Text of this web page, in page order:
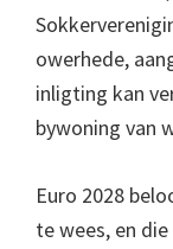
owerhede,
inligting kan
bywoning van
Euro 2028
te wees, en